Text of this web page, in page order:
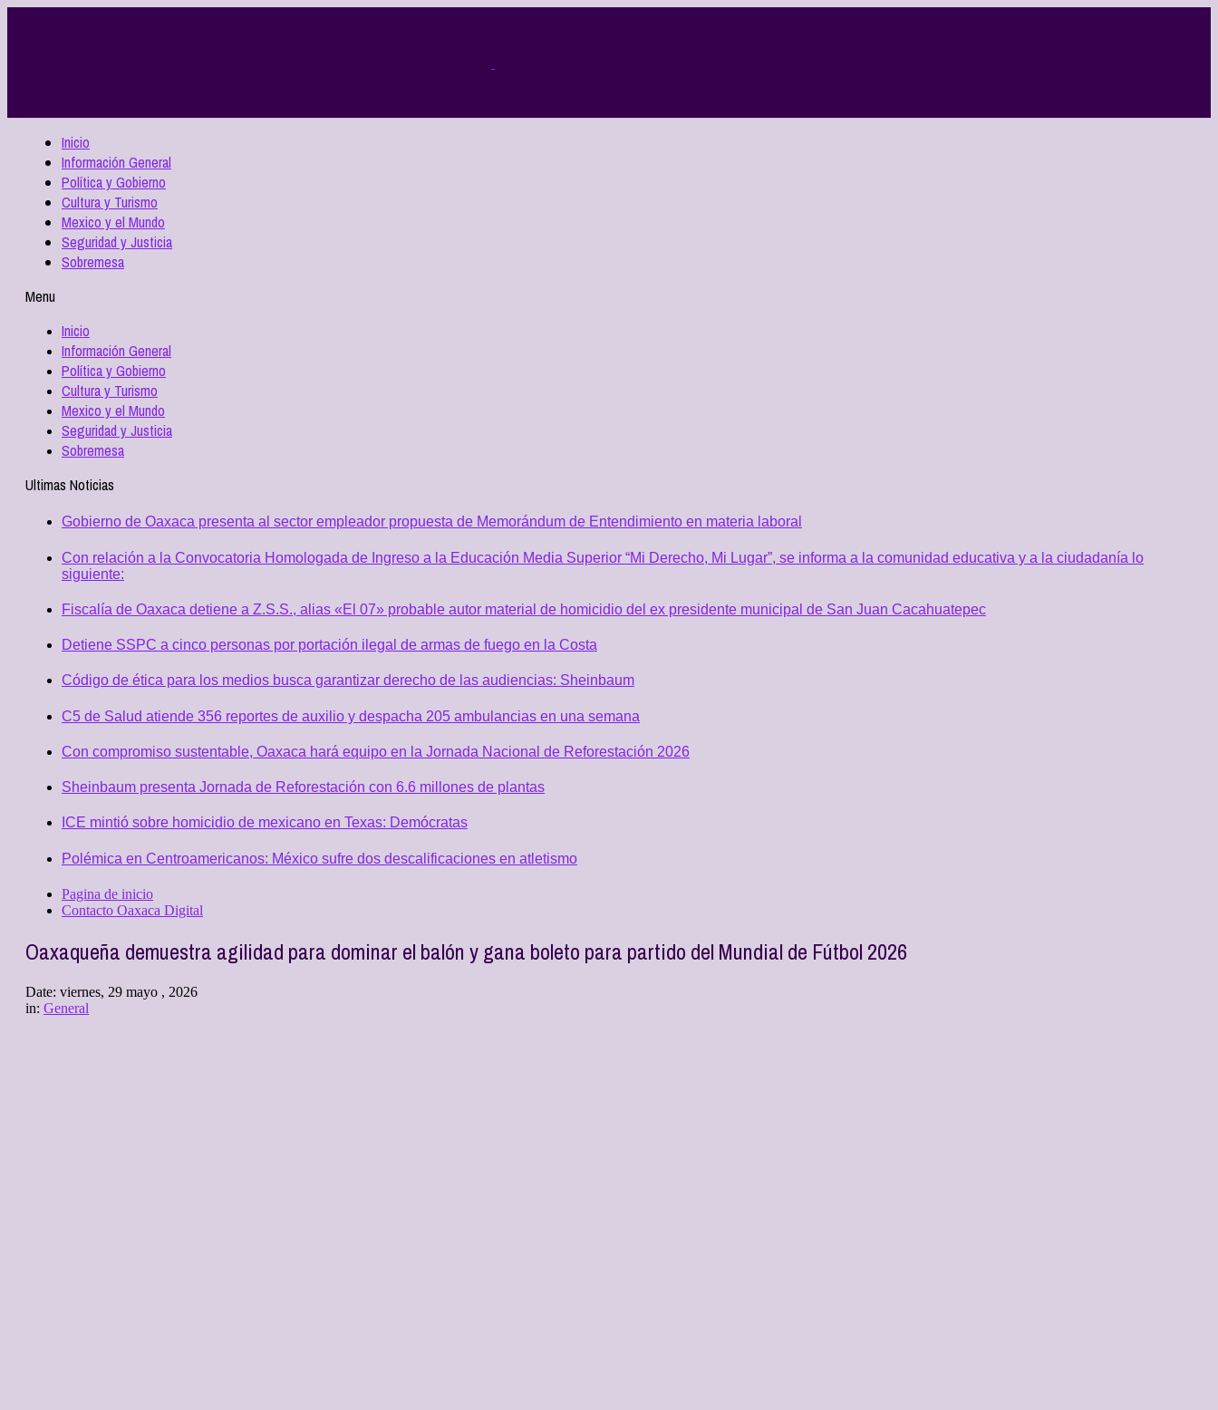
Inicio
Información General
Política y Gobierno
Cultura y Turismo
Mexico y el Mundo
Seguridad y Justicia
Sobremesa
Menu
Inicio
Información General
Política y Gobierno
Cultura y Turismo
Mexico y el Mundo
Seguridad y Justicia
Sobremesa
Ultimas Noticias
Gobierno de Oaxaca presenta al sector empleador propuesta de Memorándum de Entendimiento en materia laboral
Con relación a la Convocatoria Homologada de Ingreso a la Educación Media Superior “Mi Derecho, Mi Lugar”, se informa a la comunidad educativa y a la ciudadanía lo
siguiente:
Fiscalía de Oaxaca detiene a Z.S.S., alias «El 07» probable autor material de homicidio del ex presidente municipal de San Juan Cacahuatepec
Detiene SSPC a cinco personas por portación ilegal de armas de fuego en la Costa
Código de ética para los medios busca garantizar derecho de las audiencias: Sheinbaum
C5 de Salud atiende 356 reportes de auxilio y despacha 205 ambulancias en una semana
Con compromiso sustentable, Oaxaca hará equipo en la Jornada Nacional de Reforestación 2026
Sheinbaum presenta Jornada de Reforestación con 6.6 millones de plantas
ICE mintió sobre homicidio de mexicano en Texas: Demócratas
Polémica en Centroamericanos: México sufre dos descalificaciones en atletismo
Pagina de inicio
Contacto Oaxaca Digital
Oaxaqueña demuestra agilidad para dominar el balón y gana boleto para partido del Mundial de Fútbol 2026
Date: viernes, 29 mayo , 2026
in: General